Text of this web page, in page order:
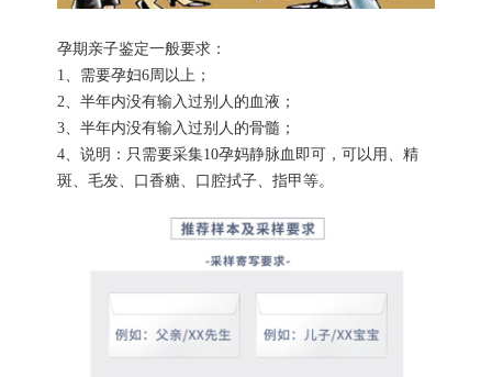
孕期亲子鉴定一般要求：
1、需要孕妇6周以上；
2、半年内没有输入过别人的血液；
3、半年内没有输入过别人的骨髓；
4、说明：只需要采集10孕妈静脉血即可，可以用、精
斑、毛发、口香糖、口腔拭子、指甲等。